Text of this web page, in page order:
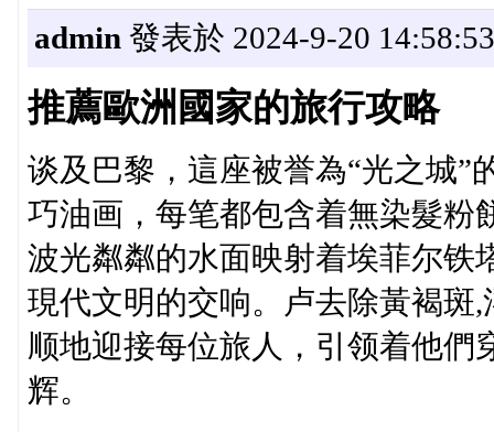
admin 發表於 2024-9-20 14:58:53
推薦歐洲國家的旅行攻略
谈及巴黎，這座被誉為“光之城”
巧油画，每笔都包含着無染髮粉
波光粼粼的水面映射着埃菲尔铁
現代文明的交响。卢去除黃褐斑
顺地迎接每位旅人，引领着他們
辉。